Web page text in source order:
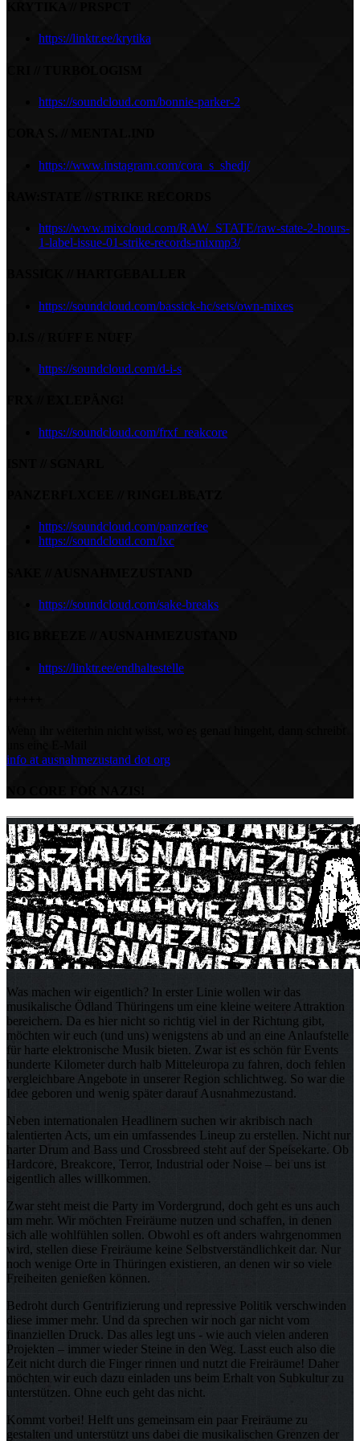
https://linktr.ee/krytika
https://soundcloud.com/bonnie-parker-2
https://www.instagram.com/cora_s_shedj/
https://www.mixcloud.com/RAW_STATE/raw-state-2-hours-
1-label-issue-01-strike-records-mixmp3/
https://soundcloud.com/bassick-hc/sets/own-mixes
https://soundcloud.com/d-i-s
https://soundcloud.com/frxf_reakcore
https://soundcloud.com/panzerfee
https://soundcloud.com/lxc
https://soundcloud.com/sake-breaks
https://linktr.ee/endhaltestelle
info at ausnahmezustand dot org
Was machen wir eigentlich? In erster Linie wollen wir das
musikalische Ödland Thüringens um eine kleine weitere Attraktion
bereichern. Da es hier nicht so richtig viel in der Richtung gibt,
möchten wir euch (und uns) wenigstens ab und an eine Anlaufstelle
für harte elektronische Musik bieten. Zwar ist es schön für Events
hunderte Kilometer durch halb Mitteleuropa zu fahren, doch fehlen
vergleichbare Angebote in unserer Region schlichtweg. So war die
Idee geboren und wenig später darauf Ausnahmezustand.
Neben internationalen Headlinern suchen wir akribisch nach
talentierten Acts, um ein umfassendes Lineup zu erstellen. Nicht nur
harter Drum and Bass und Crossbreed steht auf der Speisekarte. Ob
Hardcore, Breakcore, Terror, Industrial oder Noise – bei uns ist
eigentlich alles willkommen.
Zwar steht meist die Party im Vordergrund, doch geht es uns auch
um mehr. Wir möchten Freiräume nutzen und schaffen, in denen
sich alle wohlfühlen sollen. Obwohl es oft anders wahrgenommen
wird, stellen diese Freiräume keine Selbstverständlichkeit dar. Nur
noch wenige Orte in Thüringen existieren, an denen wir so viele
Freiheiten genießen können.
Bedroht durch Gentrifizierung und repressive Politik verschwinden
diese immer mehr. Und da sprechen wir noch gar nicht vom
finanziellen Druck. Das alles legt uns - wie auch vielen anderen
Projekten – immer wieder Steine in den Weg. Lasst euch also die
Zeit nicht durch die Finger rinnen und nutzt die Freiräume! Daher
möchten wir euch dazu einladen uns beim Erhalt von Subkultur zu
unterstützen. Ohne euch geht das nicht.
Kommt vorbei! Helft uns gemeinsam ein paar Freiräume zu
gestalten und unterstützt uns dabei die musikalischen Grenzen der